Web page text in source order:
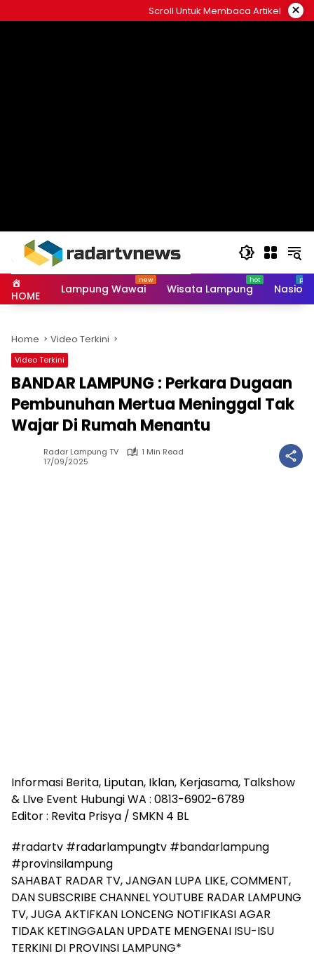
to
Scroll Untuk Membaca Artikel ×
HOME Lampung Wawai Wisata Lampung
Home Video Terkini
Video Terkini
BANDAR LAMPUNG : Perkara Dugaan
Pembunuhan Mertua Meninggal Tak
Wajar Di Rumah Menantu
Radar Lampung TV
1 Min Read
17/09/2025
Informasi Berita, Liputan, Iklan, Kerjasama, Talkshow
& LIve Event Hubungi WA : 0813-6902-6789
Editor : Revita Prisya / SMKN 4 BL
#radartv #radarlampungtv #bandarlampung
#provinsilampung
SAHABAT RADAR TV, JANGAN LUPA LIKE, COMMENT,
DAN SUBSCRIBE CHANNEL YOUTUBE RADAR LAMPUNG
TV, JUGA AKTIFKAN LONCENG NOTIFIKASI AGAR
TIDAK KETINGGALAN UPDATE MENGENAI ISU-ISU
TERKINI DI PROVINSI LAMPUNG*